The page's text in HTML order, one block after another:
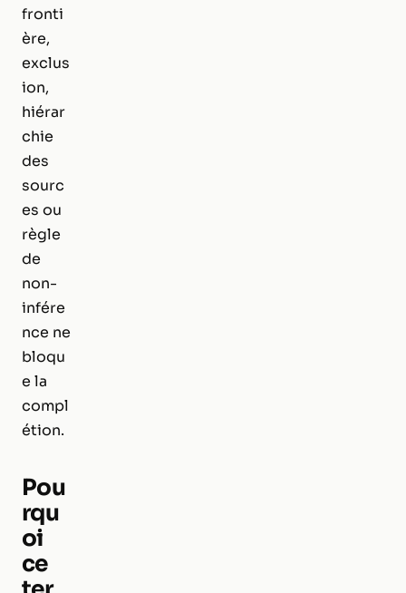
fronti
ère,
exclus
ion,
hiérar
chie
des
sourc
es ou
règle
de
non-
infére
nce ne
bloqu
e la
compl
étion.
Pou
rqu
oi
ce